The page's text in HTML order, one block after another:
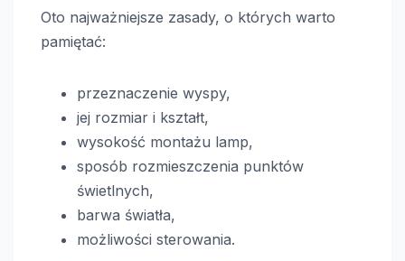
Oto najważniejsze zasady, o których warto
pamiętać:
przeznaczenie wyspy,
jej rozmiar i kształt,
wysokość montażu lamp,
sposób rozmieszczenia punktów
świetlnych,
barwa światła,
możliwości sterowania.